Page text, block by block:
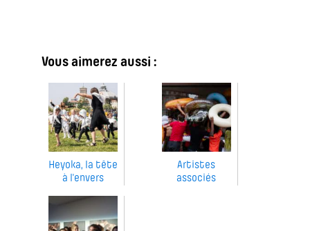
Vous aimerez aussi :
Heyoka, la tête
à l'envers
Artistes
associés